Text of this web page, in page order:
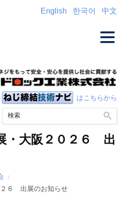
中文
한국어
English
はこちらから
・大阪２０２６ 出
６ 出展のお知らせ